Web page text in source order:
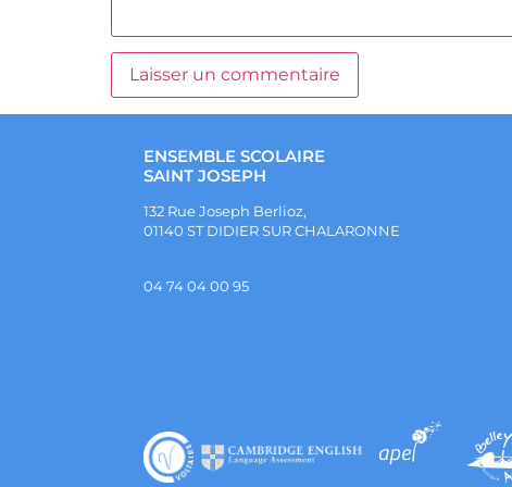
ENSEMBLE SCOLAIRE
SAINT JOSEPH
132 Rue Joseph Berlioz,
01140 ST DIDIER SUR CHALARONNE
04 74 04 00 95